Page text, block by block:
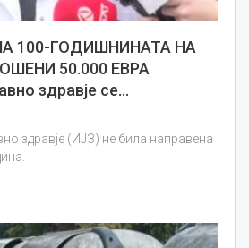
100-ГОДИШНИНАТА НА
50.000 ЕВРА
здравје се…
здравје (ИЈЗ) не била направена